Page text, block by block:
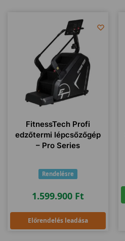
FitnessTech Profi
edzőtermi lépcsőzőgép
– Pro Series
Rendelésre
1.599.900 Ft
Előrendelés leadása